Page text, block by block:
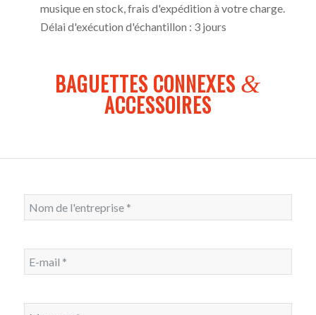
musique en stock, frais d'expédition à votre charge.
Délai d'exécution d'échantillon : 3 jours
BAGUETTES CONNEXES &
ACCESSOIRES